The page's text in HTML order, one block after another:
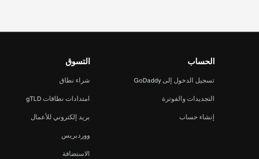
الحساب
تسجيل الدخول إلى GoDaddy
التجديدات والفوترة
إنشاء حساب
التسوق
شراء نطاق
امتدادات نطاقات gTLD
بريد إلكتروني للأعمال
ووردبريس
الاستضافة